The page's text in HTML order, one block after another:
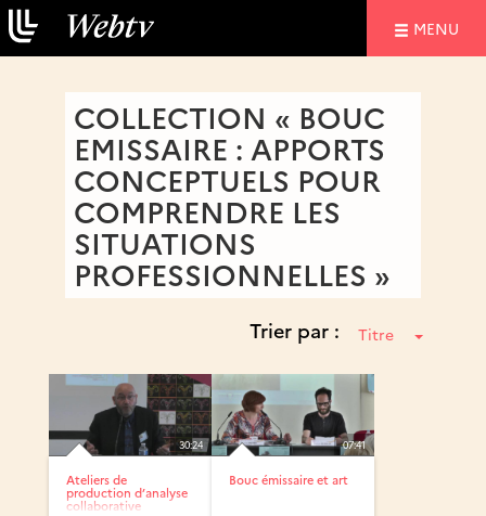
MENU
COLLECTION « BOUC
EMISSAIRE : APPORTS
CONCEPTUELS POUR
COMPRENDRE LES
SITUATIONS
PROFESSIONNELLES »
Trier par : Titre
30:24
Ateliers de
production d’analyse
collaborative
07:41
Bouc émissaire et art